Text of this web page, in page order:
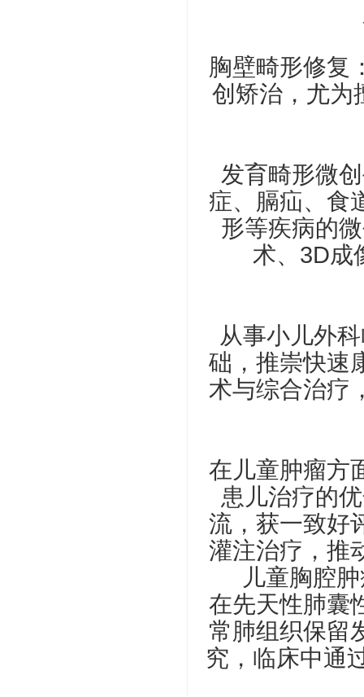
胸壁畸形修复
创矫治，尤为
发育畸形微
症、膈疝、食
形等疾病的
术、3D成
从事小儿外
础，推崇快速
术与综合治疗
在儿童肿瘤方
患儿治疗的
流，获一致好
灌注治疗，推
儿童胸腔
在先天性肺囊
常肺组织保留
究，临床中通